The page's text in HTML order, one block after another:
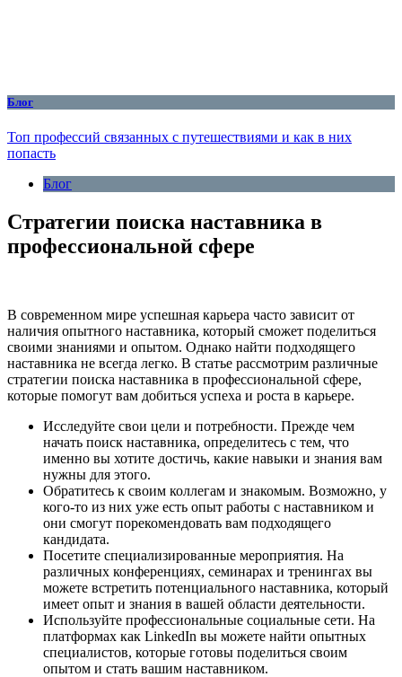
Блог
Топ профессий связанных с путешествиями и как в них
попасть
Блог
Стратегии поиска наставника в
профессиональной сфере
В современном мире успешная карьера часто зависит от
наличия опытного наставника, который сможет поделиться
своими знаниями и опытом. Однако найти подходящего
наставника не всегда легко. В статье рассмотрим различные
стратегии поиска наставника в профессиональной сфере,
которые помогут вам добиться успеха и роста в карьере.
Исследуйте свои цели и потребности. Прежде чем
начать поиск наставника, определитесь с тем, что
именно вы хотите достичь, какие навыки и знания вам
нужны для этого.
Обратитесь к своим коллегам и знакомым. Возможно, у
кого-то из них уже есть опыт работы с наставником и
они смогут порекомендовать вам подходящего
кандидата.
Посетите специализированные мероприятия. На
различных конференциях, семинарах и тренингах вы
можете встретить потенциального наставника, который
имеет опыт и знания в вашей области деятельности.
Используйте профессиональные социальные сети. На
платформах как LinkedIn вы можете найти опытных
специалистов, которые готовы поделиться своим
опытом и стать вашим наставником.